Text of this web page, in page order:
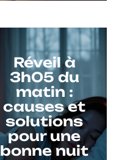
Réveil à
3h05 du
matin :
causes et
solutions
pour une
bonne nuit